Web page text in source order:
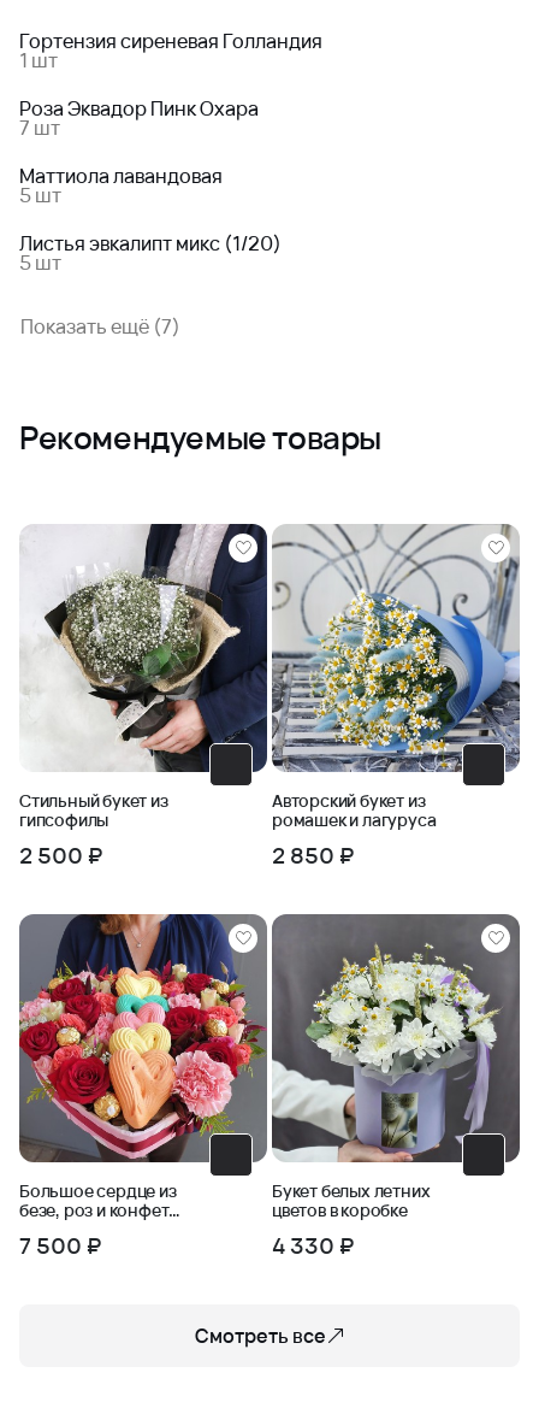
Гортензия сиреневая Голландия
1 шт
Роза Эквадор Пинк Охара
7 шт
Маттиола лавандовая
5 шт
Листья эвкалипт микс (1/20)
5 шт
Показать ещё (7)
Рекомендуемые товары
Стильный букет из
гипсофилы
2 500 ₽
Авторский букет из
ромашек и лагуруса
2 850 ₽
Большое сердце из
безе, роз и конфет
7 500 ₽
Букет белых летних
цветов в коробке
4 330 ₽
Смотреть все